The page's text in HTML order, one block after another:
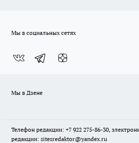
Мы в социальных сетях
Мы в Дзене
Телефон редакции: +7 922 275-86-30,
редакции: sitesredaktor@yandex.ru